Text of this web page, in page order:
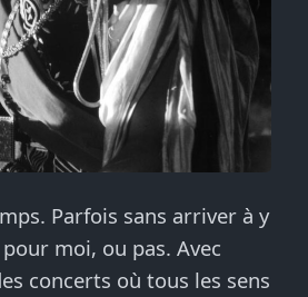
Parfois sans arriver à y
moi, ou pas. Avec
concerts où tous les sens